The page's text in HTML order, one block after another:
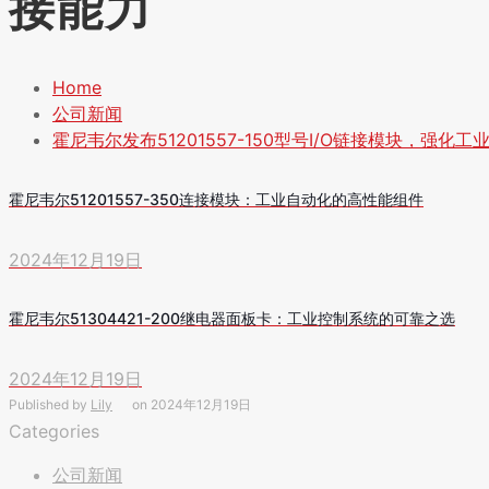
Home
公司新闻
霍尼韦尔发布51201557-150型号I/O链接模块，强化工
霍尼韦尔51201557-350连接模块：工业自动化的高性能组件
2024年12月19日
霍尼韦尔51304421-200继电器面板卡：工业控制系统的可靠之选
2024年12月19日
Published by Lily on 2024年12月19日
Categories
公司新闻